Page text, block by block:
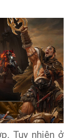
Tuy nhiên ở